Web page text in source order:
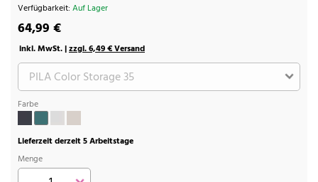
Verfügbarkeit: Auf Lager
64,99 €
inkl. MwSt. |zzgl. 6,49 € Versand
Farbe
Lieferzeit derzeit 5 Arbeitstage
Menge